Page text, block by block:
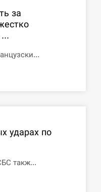
за
ударах по
такж...